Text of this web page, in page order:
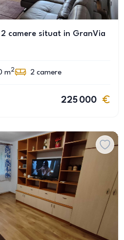
camere situat in GranVia
m2 2 camere
225 000